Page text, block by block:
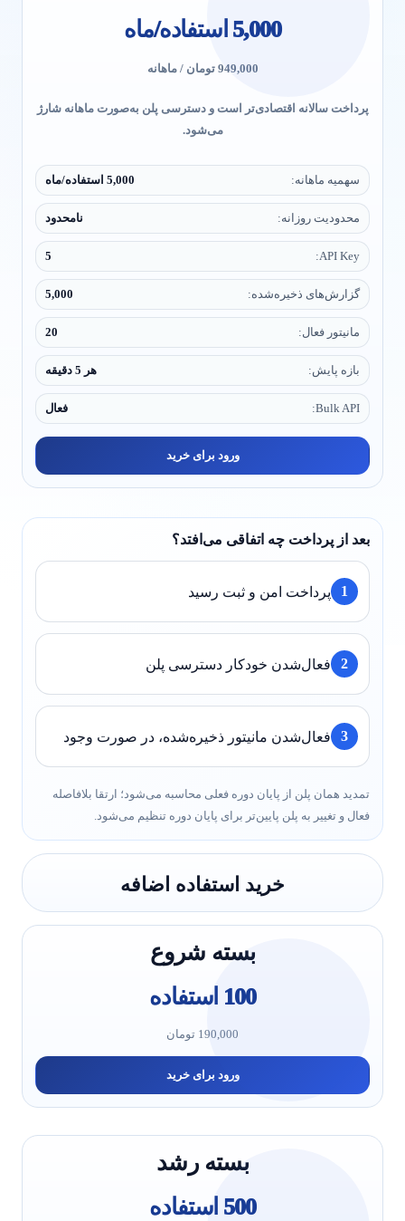
5,000 استفاده/ماه
949,000 تومان / ماهانه
پرداخت سالانه اقتصادی‌تر است و دسترسی پلن به‌صورت ماهانه شارژ
می‌شود.
سهمیه ماهانه: 5,000 استفاده/ماه
محدودیت روزانه: نامحدود
API Key:
5
گزارش‌های ذخیره‌شده: 5,000
مانیتور فعال: 20
بازه پایش: هر 5 دقیقه
Bulk API: فعال
ورود برای خرید
بعد از پرداخت چه اتفاقی می‌افتد؟
1 پرداخت امن و ثبت رسید
2 فعال‌شدن خودکار دسترسی پلن
3 فعال‌شدن مانیتور ذخیره‌شده، در صورت وجود
تمدید همان پلن از پایان دوره فعلی محاسبه می‌شود؛ ارتقا بلافاصله
فعال و تغییر به پلن پایین‌تر برای پایان دوره تنظیم می‌شود.
خرید استفاده اضافه
بسته شروع
100 استفاده
190,000 تومان
ورود برای خرید
بسته رشد
500 استفاده